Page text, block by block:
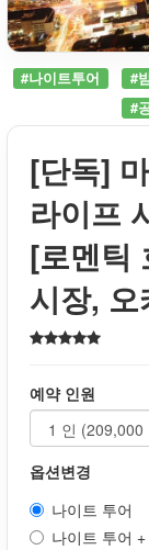
#나이트투어 #
#
[단독]
라이프
[로멘틱
시장,
예약 인원
옵션변경
나이트 투어
나이트 투어